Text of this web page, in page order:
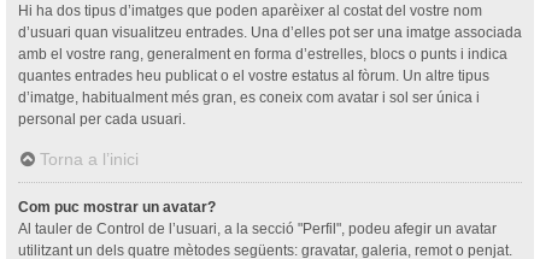
Hi ha dos tipus d’imatges que poden aparèixer al costat del vostre nom
d’usuari quan visualitzeu entrades. Una d’elles pot ser una imatge associada
amb el vostre rang, generalment en forma d’estrelles, blocs o punts i indica
quantes entrades heu publicat o el vostre estatus al fòrum. Un altre tipus
d’imatge, habitualment més gran, es coneix com avatar i sol ser única i
personal per cada usuari.
Torna a l’inici
Com puc mostrar un avatar?
Al tauler de Control de l’usuari, a la secció "Perfil", podeu afegir un avatar
utilitzant un dels quatre mètodes següents: gravatar, galeria, remot o penjat.